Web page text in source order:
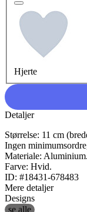
Hjerte
Detaljer
Størrelse: 11 cm
Ingen
Materiale: Aluminium.
Farve: Hvid.
ID: #18431-678483
Mere detaljer
Designs
se alle